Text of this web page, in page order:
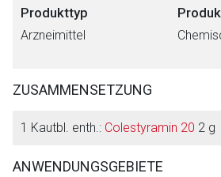
Produkttyp
Arzneimittel
ZUSAMMENSETZUNG
1 Kautbl. enth.: Colestyramin 20 2 g
ANWENDUNGSGEBIETE